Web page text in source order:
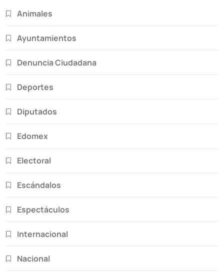
Animales
Ayuntamientos
Denuncia Ciudadana
Deportes
Diputados
Edomex
Electoral
Escándalos
Espectáculos
Internacional
Nacional